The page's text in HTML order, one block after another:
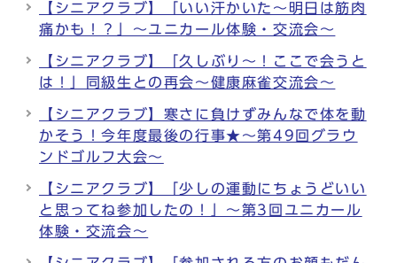
【シニアクラブ】「いい汗かいた～明日は筋肉
痛かも！？」～ユニカール体験・交流会～
【シニアクラブ】「久しぶり～！ここで会うと
は！」同級生との再会～健康麻雀交流会～
【シニアクラブ】寒さに負けずみんなで体を動
かそう！今年度最後の行事★～第49回グラウ
ンドゴルフ大会～
【シニアクラブ】「少しの運動にちょうどいい
と思ってね参加したの！」～第3回ユニカール
体験・交流会～